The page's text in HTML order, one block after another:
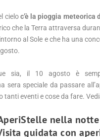
cieloc’è la pioggia meteorica
che la Terra attraversa
al Sole e che ha una
sia, il 10 agosto è
sera speciale da passare
tanti eventi e cose da fare.
nella
guidata con